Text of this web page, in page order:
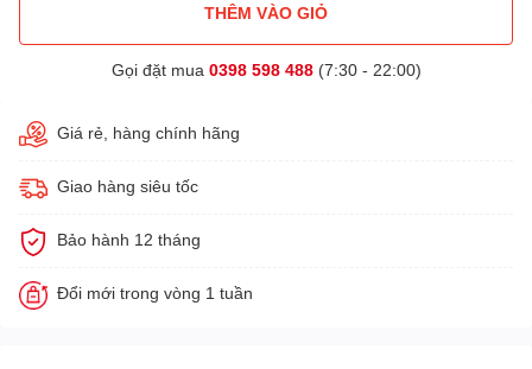
THÊM VÀO GIỎ
Gọi đặt mua 0398 598 488(7:30 - 22:00)
Giá rẻ, hàng chính hãng
Giao hàng siêu tốc
Bảo hành 12 tháng
Đổi mới trong vòng 1 tuần